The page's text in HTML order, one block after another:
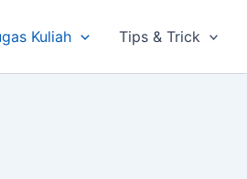
Kuliah Tips & Trick